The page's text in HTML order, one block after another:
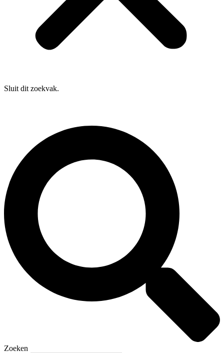
Sluit dit zoekvak.
Zoeken